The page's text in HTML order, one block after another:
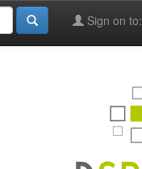
Sign on to: